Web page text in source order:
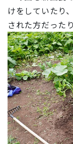
けをしていたり
された方だった